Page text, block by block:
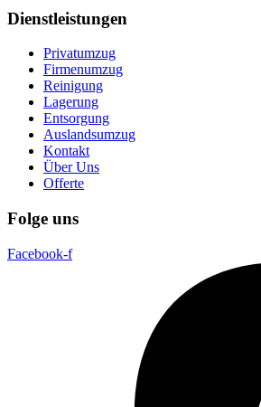
Dienstleistungen
Privatumzug
Firmenumzug
Reinigung
Lagerung
Entsorgung
Auslandsumzug
Kontakt
Über Uns
Offerte
Folge uns
Facebook-f